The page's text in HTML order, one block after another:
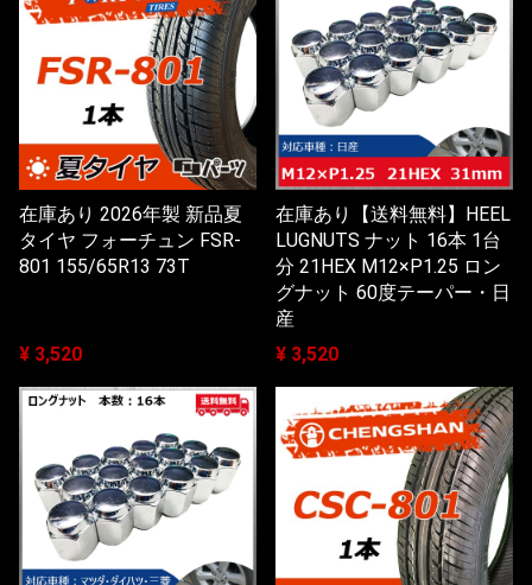
在庫あり 2026年製 新品夏
タイヤ フォーチュン FSR-
801 155/65R13 73T
¥ 3,520
在庫あり【送料無料】HEEL
LUGNUTS ナット 16本 1台
分 21HEX M12×P1.25 ロン
グナット 60度テーパー・日
産
¥ 3,520